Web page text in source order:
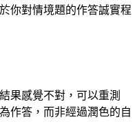
你對情境題的作答誠實程
果感覺不對，可以重測
作答，而非經過潤色的自